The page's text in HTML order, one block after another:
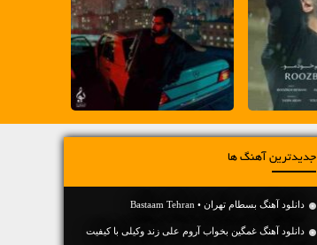
جدیدترین آهنگ ها
دانلود آهنگ بسطام تهران • Bastaam Tehran
دانلود آهنگ غمگین بخواب آروم علی زند وکیلی با کیفیت